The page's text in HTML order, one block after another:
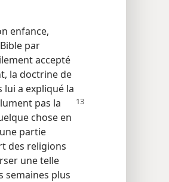
enfance,
par
accepté
la doctrine de
a expliqué la
pas la
chose en
partie
des religions
une telle
semaines plus